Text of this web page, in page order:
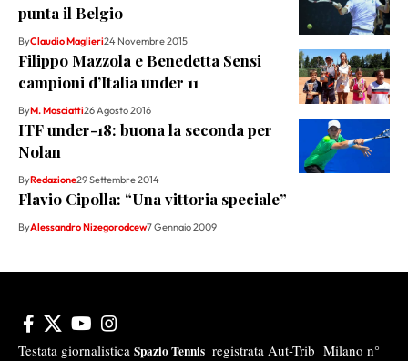
punta il Belgio
ByClaudio Maglieri24 Novembre 2015
Filippo Mazzola e Benedetta Sensi
campioni d’Italia under 11
ByM. Mosciatti26 Agosto 2016
ITF under-18: buona la seconda per
Nolan
ByRedazione29 Settembre 2014
Flavio Cipolla: “Una vittoria speciale”
ByAlessandro Nizegorodcew7 Gennaio 2009
Testata giornalistica Spazio Tennis registrata Aut-Trib Milano n°